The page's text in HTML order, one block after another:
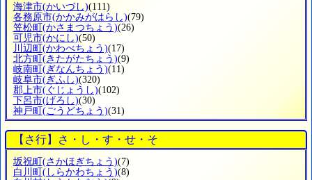
海津市(かいづし)(111)
各務原市(かかみがはらし)(79)
笠松町 (かさまつちょう)(26)
可児市(かにし)(50)
川辺町 (かわべちょう)(17)
北方町 (きたがたちょう)(9)
岐南町 (ぎなんちょう)(11)
岐阜市(ぎふし)(320)
郡上市(ぐじょうし)(102)
下呂市(げろし)(30)
神戸町 (ごうどちょう)(31)
【さ行】さ・し・す・せ・そ
坂祝町(さかほぎちょう)(7)
白川町(しらかわちょう)(8)